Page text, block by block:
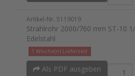
Artikel-Nr. 5119019
Strahlrohr 2000/760 mm ST-10
Edelstahl
1 Woche(n) Lieferzeit
Als PDF ausgeben